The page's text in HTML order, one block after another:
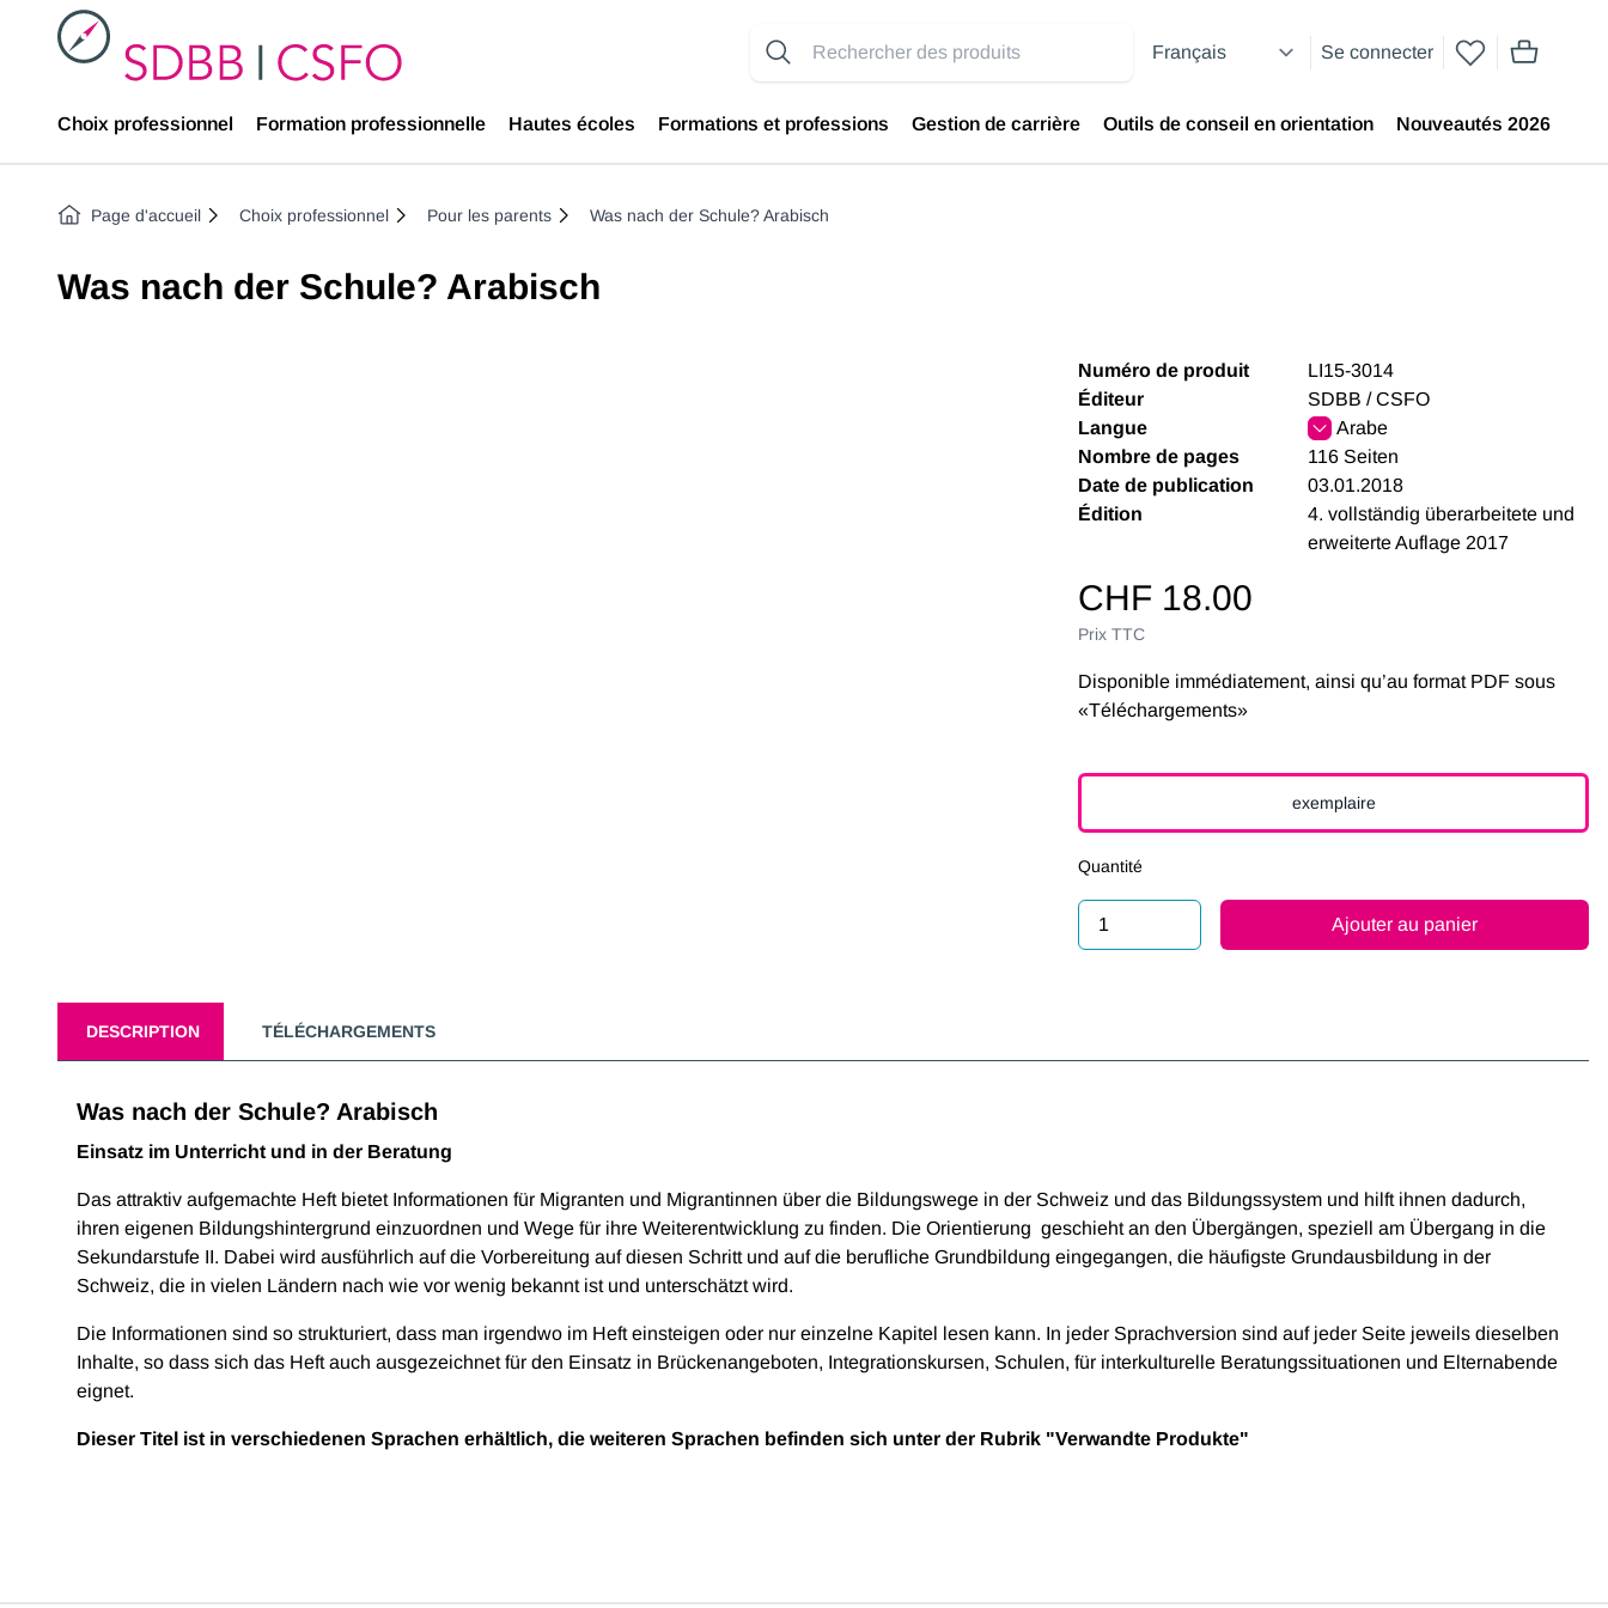
SDBB
Se connecter
articles
Choix professionnel Formation professionnelle Hautes écoles Formations et professions Gestion de carrière Outils de conseil en orientation Nouveautés 2026
Page d'accueil Choix professionnel Pour les parents Was nach der Schule? Arabisch
Was nach der Schule? Arabisch
Numéro de produit
LI15-3014
Éditeur
SDBB / CSFO
Langue
Arabe
Nombre de pages
116 Seiten
Date de publication
03.01.2018
Édition
4. vollständig überarbeitete und
erweiterte Auflage 2017
CHF 18.00
Prix ​​TTC
Disponible immédiatement, ainsi qu’au format PDF sous
«Téléchargements»
exemplaire
Quantité
Ajouter au panier
DESCRIPTION TÉLÉCHARGEMENTS
Was nach der Schule? Arabisch
Einsatz im Unterricht und in der Beratung
Das attraktiv aufgemachte Heft bietet Informationen für Migranten und Migrantinnen über die Bildungswege in der Schweiz und das Bildungssystem und hilft ihnen dadurch,
ihren eigenen Bildungshintergrund einzuordnen und Wege für ihre Weiterentwicklung zu finden. Die Orientierung geschieht an den Übergängen, speziell am Übergang in die
Sekundarstufe II. Dabei wird ausführlich auf die Vorbereitung auf diesen Schritt und auf die berufliche Grundbildung eingegangen, die häufigste Grundausbildung in der
Schweiz, die in vielen Ländern nach wie vor wenig bekannt ist und unterschätzt wird.
Die Informationen sind so strukturiert, dass man irgendwo im Heft einsteigen oder nur einzelne Kapitel lesen kann. In jeder Sprachversion sind auf jeder Seite jeweils dieselben
Inhalte, so dass sich das Heft auch ausgezeichnet für den Einsatz in Brückenangeboten, Integrationskursen, Schulen, für interkulturelle Beratungssituationen und Elternabende
eignet.
Dieser Titel ist in verschiedenen Sprachen erhältlich, die weiteren Sprachen befinden sich unter der Rubrik "Verwandte Produkte"